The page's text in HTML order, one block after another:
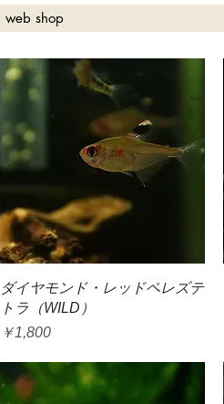
web shop
クイックビュー
ダイヤモンド・レッドペレズテ
トラ（WILD）
価格
￥1,800